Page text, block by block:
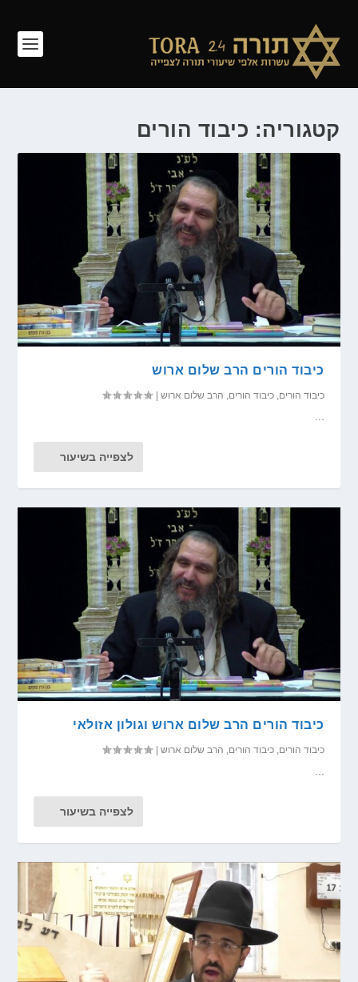
קטגוריה: כיבוד הורים
כיבוד הורים הרב שלום ארוש
כיבוד הורים ,כיבוד הורים הרב שלום ארוש |
לצפייה בשיעור
כיבוד הורים הרב שלום ארוש וגולון אזולאי
כיבוד הורים ,כיבוד הורים הרב שלום ארוש |
לצפייה בשיעור